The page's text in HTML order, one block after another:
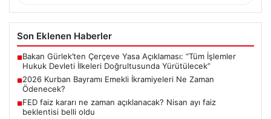
Son Eklenen Haberler
■Bakan Gürlek’ten Çerçeve Yasa Açıklaması: “Tüm İşlemler
Hukuk Devleti İlkeleri Doğrultusunda Yürütülecek”
■2026 Kurban Bayramı Emekli İkramiyeleri Ne Zaman
Ödenecek?
■FED faiz kararı ne zaman açıklanacak? Nisan ayı faiz
beklentisi belli oldu